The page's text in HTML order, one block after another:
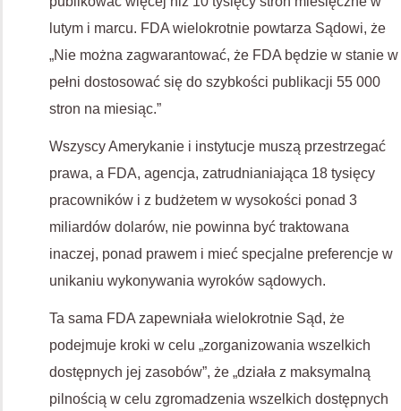
lutym i marcu. FDA wielokrotnie powtarza Sądowi, że
„Nie można zagwarantować, że FDA będzie w stanie w
pełni dostosować się do szybkości publikacji 55 000
stron na miesiąc.”
Wszyscy Amerykanie i instytucje muszą przestrzegać
prawa, a FDA, agencja, zatrudnianiająca 18 tysięcy
pracowników i z budżetem w wysokości ponad 3
miliardów dolarów, nie powinna być traktowana
inaczej, ponad prawem i mieć specjalne preferencje w
unikaniu wykonywania wyroków sądowych.
Ta sama FDA zapewniała wielokrotnie Sąd, że
podejmuje kroki w celu „zorganizowania wszelkich
dostępnych jej zasobów”, że „działa z maksymalną
pilnością w celu zgromadzenia wszelkich dostępnych